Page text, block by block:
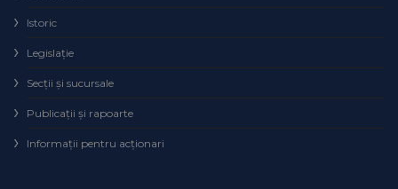
Istoric
Legislaţie
Secţii şi sucursale
Publicații și rapoarte
Informații pentru acționari